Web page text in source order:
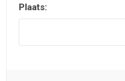
Plaats: